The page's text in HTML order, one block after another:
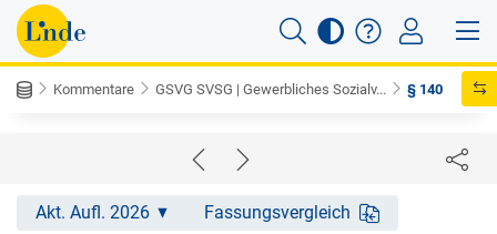
Kommentare GSVG SVSG | Gewerbliches Sozialv... § 140
Akt. Aufl. 2026 Fassungsvergleich